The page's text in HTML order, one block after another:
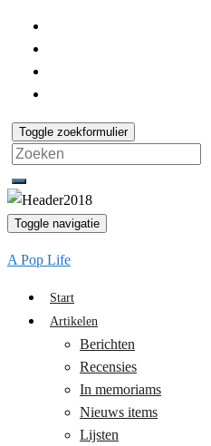
Toggle zoekformulier
Search
for:
Toggle navigatie
A Pop Life
Start
Artikelen
Berichten
Recensies
In memoriams
Nieuws items
Lijsten